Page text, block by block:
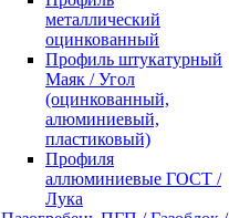
металлический
оцинкованный
Профиль штукатурный
Маяк / Угол
(оцинкованный,
алюминиевый,
пластиковый)
Профиля
аллюминиевые ГОСТ /
Лука